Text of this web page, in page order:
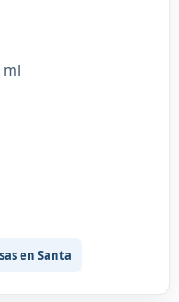
ml
en Santa